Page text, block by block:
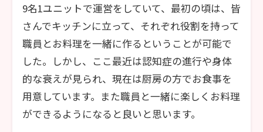
9名1ユニットで運営をしていて、最初の頃は、皆
さんでキッチンに立って、それぞれ役割を持って
職員とお料理を一緒に作るということが可能で
した。しかし、ここ最近は認知症の進行や身体
的な衰えが見られ、現在は厨房の方でお食事を
用意しています。また職員と一緒に楽しくお料理
ができるようになると良いと思います。